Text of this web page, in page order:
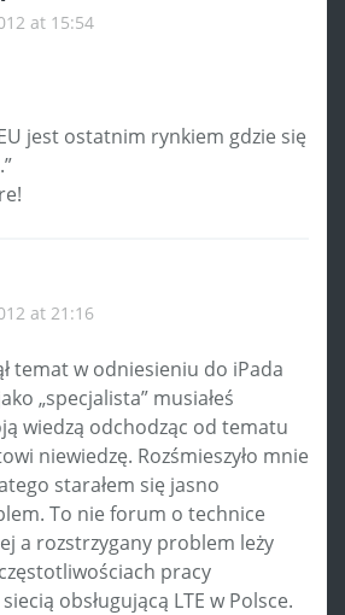
at 15:54
jest ostatnim rynkiem gdzie się
at 21:16
temat w odniesieniu do iPada
„specjalista” musiałeś
wiedzą odchodząc od tematu
niewiedzę. Rozśmieszyło mnie
starałem się jasno
To nie forum o technice
a rozstrzygany problem leży
pracy
obsługującą LTE w Polsce.